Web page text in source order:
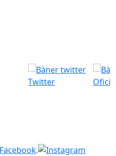
Twitter